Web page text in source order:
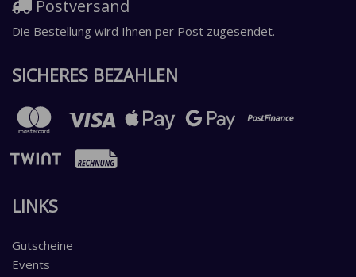
Postversand
Die Bestellung wird Ihnen per Post zugesendet.
SICHERES BEZAHLEN
LINKS
Gutscheine
Events